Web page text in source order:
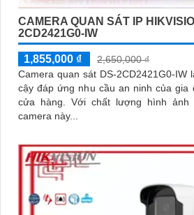
CAMERA QUAN SÁT IP
2CD2421G0-IW
1,855,000 ₫
2,650,000 ₫
Camera quan sát DS-2CD2421G0-IW
cậy đáp ứng nhu cầu an ninh của gia
cửa hàng. Với chất lượng hình ảnh Full HD độ nét cao,
camera này...